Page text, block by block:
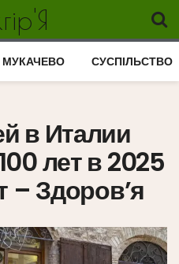
МУКАЧЕВО СУСПІЛЬСТВО
в Италии
лет в 2025
– Здоров’я